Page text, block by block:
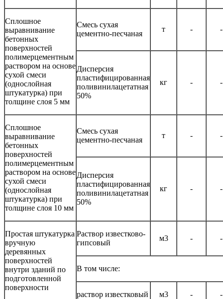
Сплошное
выравнивание
бетонных
поверхностей
полимерцементным
раствором на основе
сухой смеси
(однослойная
штукатурка) при
толщине слоя 5 мм
Смесь сухая
цементно-песчаная
т - -
Дисперсия
пластифицированная
поливинилацетатная
50%
кг - -
Сплошное
выравнивание
бетонных
поверхностей
полимерцементным
раствором на основе
сухой смеси
(однослойная
штукатурка) при
толщине слоя 10 мм
Смесь сухая
цементно-песчаная
т - -
Дисперсия
пластифицированная
поливинилацетатная
50%
кг - -
Простая штукатурка
вручную
деревянных
поверхностей
внутри зданий по
подготовленной
поверхности
Раствор известково-
гипсовый
м3 - -
В том числе:
раствор известковый м3 - -